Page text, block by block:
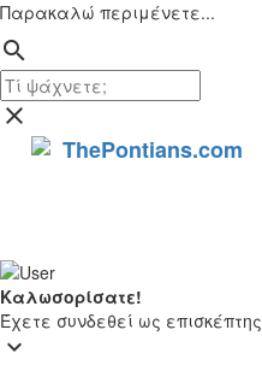
Παρακαλώ περιμένετε...
search
close
ThePontians.com
Καλωσορίσατε!
Έχετε συνδεθεί ως επισκέπτης
keyboard_arrow_down